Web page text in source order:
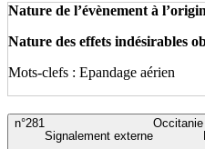
Nature de l’évènement à
Nature des effets indésirables
Mots-clefs : Epandage aérien
Occitanie
Signalement externe
n°281